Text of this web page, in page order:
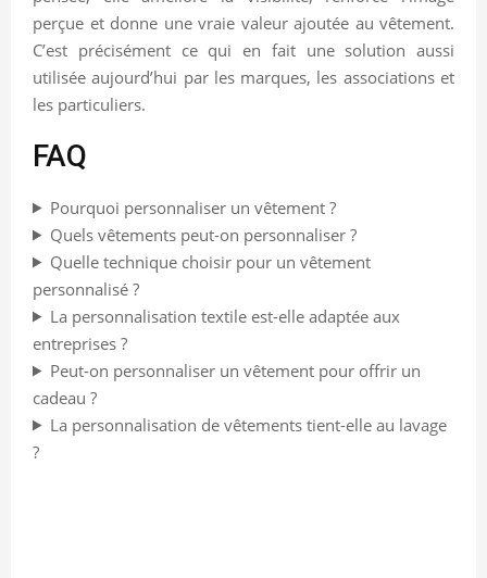
perçue et donne une vraie valeur ajoutée au vêtement.
C’est précisément ce qui en fait une solution aussi
utilisée aujourd’hui par les marques, les associations et
les particuliers.
FAQ
Pourquoi personnaliser un vêtement ?
Quels vêtements peut-on personnaliser ?
Quelle technique choisir pour un vêtement
personnalisé ?
La personnalisation textile est-elle adaptée aux
entreprises ?
Peut-on personnaliser un vêtement pour offrir un
cadeau ?
La personnalisation de vêtements tient-elle au lavage
?